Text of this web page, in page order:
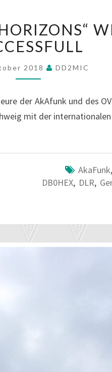
„HORIZONS“
WITH
ISS
SUCCESSFULL
2018 DD2MIC
der AkAfunk und des
mit der
AkaFunk,
DB0HEX, DLR,